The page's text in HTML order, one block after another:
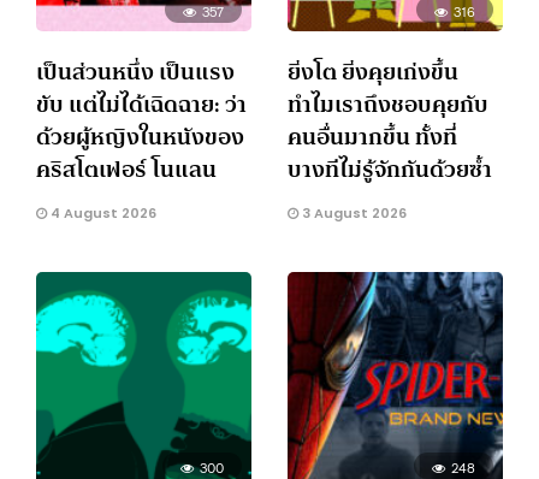
357
เป็นส่วนหนึ่ง เป็นแรง
ขับ แต่ไม่ได้เฉิดฉาย: ว่า
ด้วยผู้หญิงในหนังของ
คริสโตเฟอร์ โนแลน
4 August 2026
316
ยิ่งโต ยิ่งคุยเก่งขึ้น
ทำไมเราถึงชอบคุยกับ
คนอื่นมากขึ้น ทั้งที่
บางทีไม่รู้จักกันด้วยซ้ำ
3 August 2026
300 248